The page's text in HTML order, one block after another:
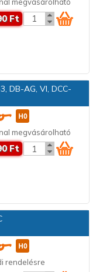
megvásárolható
Ft
DB-AG, VI, DCC-
megvásárolható
Ft
rendelésre